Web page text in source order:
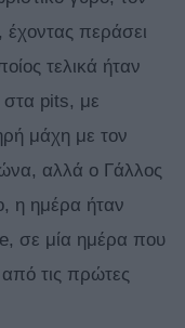
περάσει
τελικά ήταν
στα pits, με
μάχη με τον
αλλά ο Γάλλος
η ημέρα ήταν
σε μία ημέρα που
τις πρώτες